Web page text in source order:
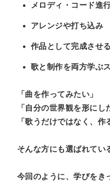
メロディ・コード進
アレンジや打ち込み
作品として完成させ
歌と制作を両方学ぶ
「曲を作ってみたい」
「自分の世界観を形にし
「歌うだけではなく、作
そんな方にも選ばれてい
今回のように、学びをき